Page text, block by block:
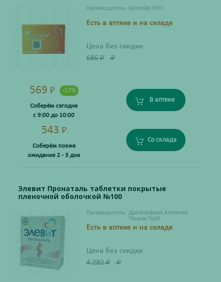
Производитель: Артлайф ООО
Есть в аптеке и на складе
Цена без скидки
686₽ ₽
569 ₽ -17%
Соберём сегодня
с 9:00 до 10:00
В аптеке
543 ₽
Соберём позже
ожидание 2 - 3 дня
Со склада
Элевит Пронаталь таблетки покрытые
пленочной оболочкой №100
Производитель: Драгенофарм Апотекер
Пюшль ГмбХ
Есть в аптеке и на складе
Цена без скидки
4 282₽ ₽